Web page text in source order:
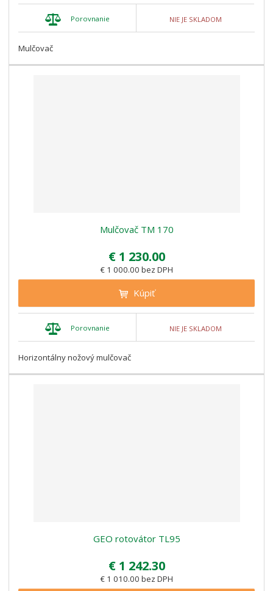
Porovnanie NIE JE SKLADOM
Mulčovač
Mulčovač TM 170
€ 1 230.00
€ 1 000.00 bez DPH
Kúpiť
Porovnanie NIE JE SKLADOM
Horizontálny nožový mulčovač
GEO rotovátor TL95
€ 1 242.30
€ 1 010.00 bez DPH